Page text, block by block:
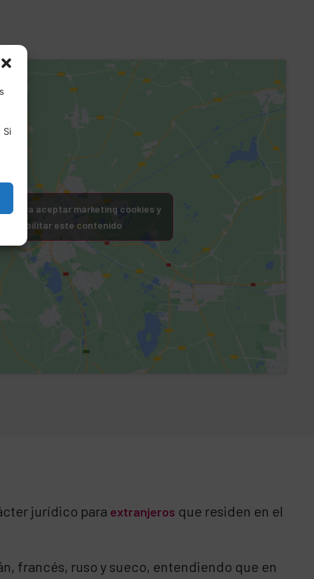
Si
para aceptar márketing cookies y
habilitar este contenido
jurídico para extranjeros que residen en el
francés, ruso y sueco, entendiendo que en